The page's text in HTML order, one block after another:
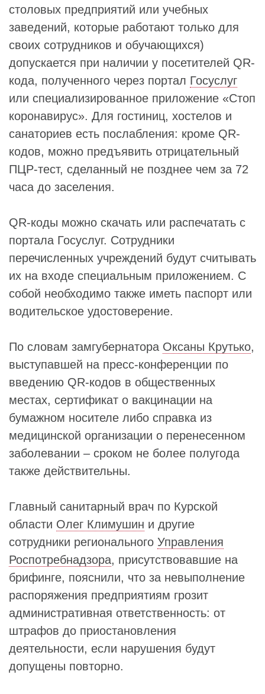
столовых предприятий или учебных
заведений, которые работают только для
своих сотрудников и обучающихся)
допускается при наличии у посетителей QR-
кода, полученного через портал Госуслуг
или специализированное приложение «Стоп
коронавирус». Для гостиниц, хостелов и
санаториев есть послабления: кроме QR-
кодов, можно предъявить отрицательный
ПЦР-тест, сделанный не позднее чем за 72
часа до заселения.
QR-коды можно скачать или распечатать с
портала Госуслуг. Сотрудники
перечисленных учреждений будут считывать
их на входе специальным приложением. С
собой необходимо также иметь паспорт или
водительское удостоверение.
По словам замгубернатора Оксаны Крутько,
выступавшей на пресс-конференции по
введению QR-кодов в общественных
местах, сертификат о вакцинации на
бумажном носителе либо справка из
медицинской организации о перенесенном
заболевании – сроком не более полугода
также действительны.
Главный санитарный врач по Курской
области Олег Климушин и другие
сотрудники регионального Управления
Роспотребнадзора, присутствовавшие на
брифинге, пояснили, что за невыполнение
распоряжения предприятиям грозит
административная ответственность: от
штрафов до приостановления
деятельности, если нарушения будут
допущены повторно.